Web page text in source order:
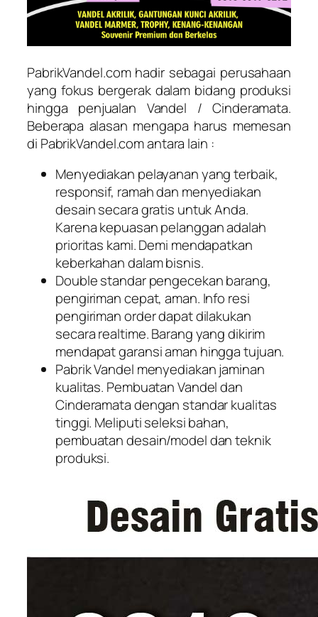
PabrikVandel.com hadir sebagai perusahaan
yang fokus bergerak dalam bidang produksi
hingga penjualan Vandel / Cinderamata.
Beberapa alasan mengapa harus memesan
di PabrikVandel.com antara lain :
Menyediakan pelayanan yang terbaik,
responsif, ramah dan menyediakan
desain secara gratis untuk Anda.
Karena kepuasan pelanggan adalah
prioritas kami. Demi mendapatkan
keberkahan dalam bisnis.
Double standar pengecekan barang,
pengiriman cepat, aman. Info resi
pengiriman order dapat dilakukan
secara realtime. Barang yang dikirim
mendapat garansi aman hingga tujuan.
Pabrik Vandel menyediakan jaminan
kualitas. Pembuatan Vandel dan
Cinderamata dengan standar kualitas
tinggi. Meliputi seleksi bahan,
pembuatan desain/model dan teknik
produksi.